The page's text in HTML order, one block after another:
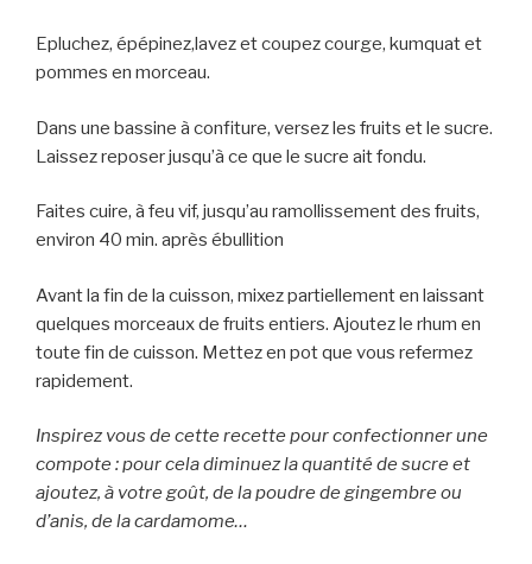
Epluchez, épépinez,lavez et coupez courge, kumquat et
pommes en morceau.
Dans une bassine à confiture, versez les fruits et le sucre.
Laissez reposer jusqu’à ce que le sucre ait fondu.
Faites cuire, à feu vif, jusqu’au ramollissement des fruits,
environ 40 min. après ébullition
Avant la fin de la cuisson, mixez partiellement en laissant
quelques morceaux de fruits entiers. Ajoutez le rhum en
toute fin de cuisson. Mettez en pot que vous refermez
rapidement.
Inspirez vous de cette recette pour confectionner une
compote : pour cela diminuez la quantité de sucre et
ajoutez, à votre goût, de la poudre de gingembre ou
d’anis, de la cardamome…